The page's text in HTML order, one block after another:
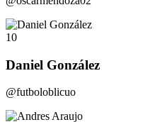
10
Daniel González
@futboloblicuo